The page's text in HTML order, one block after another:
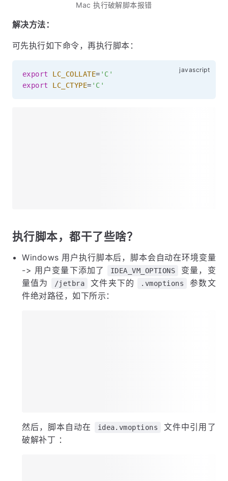
Mac 执行破解脚本报错
解决方法：
可先执行如下命令，再执行脚本：
export LC_COLLATE= 'C'
export
LC_CTYPE= 'C'
执行脚本，都干了些啥？
Windows 用户执行脚本后，脚本会自动在环境变量
-> 用户变量下添加了
IDEA_VM_OPTIONS
变量，变
量值为
/jetbra 文件夹下的 .vmoptions
参数文
件绝对路径，如下所示：
然后，脚本自动在 idea.vmoptions
文件中引用了
破解补丁 ：